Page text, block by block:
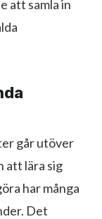
att samla in
går utöver
att lära sig
har många
Det